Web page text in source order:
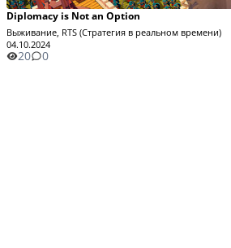
Diplomacy is Not an Option
Выживание, RTS (Стратегия в реальном времени)
04.10.2024
20 0